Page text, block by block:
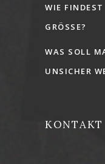
WIE
GRÖSSE?
WAS SOLL
UNSICHER
KONTAKT